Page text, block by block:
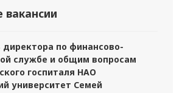
вакансии
директора по финансово-
службе и общим вопросам
госпиталя НАО
университет Семей